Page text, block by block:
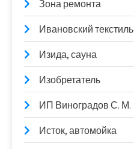
Зона ремонта
Ивановский текстиль
Изида, сауна
Изобретатель
ИП Виноградов С. М.
Исток, автомойка